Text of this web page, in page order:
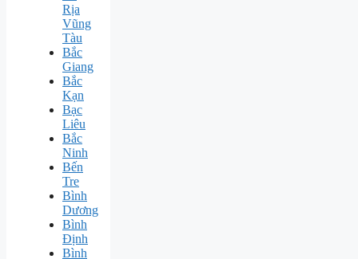
Rịa
Vũng
Tàu
Bắc
Giang
Bắc
Kạn
Bạc
Liêu
Bắc
Ninh
Bến
Tre
Bình
Dương
Bình
Định
Bình